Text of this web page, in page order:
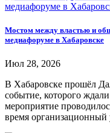
Мостом между властью и
медиафоруме в Хабаровске
Июл 28, 2026
В Хабаровске прошёл
событие, которого
мероприятие
время организационный